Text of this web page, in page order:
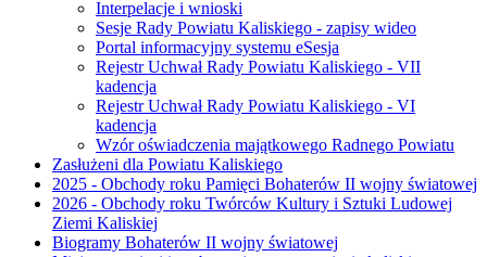
Interpelacje i wnioski
Sesje Rady Powiatu Kaliskiego - zapisy wideo
Portal informacyjny systemu eSesja
Rejestr Uchwał Rady Powiatu Kaliskiego - VII
kadencja
Rejestr Uchwał Rady Powiatu Kaliskiego - VI
kadencja
Wzór oświadczenia majątkowego Radnego Powiatu
Zasłużeni dla Powiatu Kaliskiego
2025 - Obchody roku Pamięci Bohaterów II wojny światowej
2026 - Obchody roku Twórców Kultury i Sztuki Ludowej
Ziemi Kaliskiej
Biogramy Bohaterów II wojny światowej